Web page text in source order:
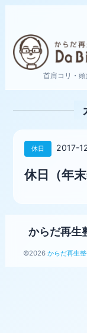
首肩コリ・
休日 2017-
休日（年末
からだ再
©2026 からだ再生